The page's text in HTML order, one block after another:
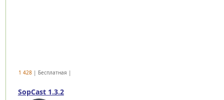
1 428| Бесплатная |
SopCast 1.3.2